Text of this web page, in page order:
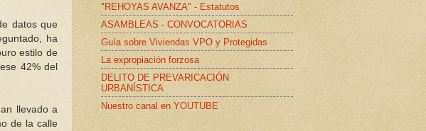
datos que
ha
estilo de
42% del
llevado a
de la calle
"REHOYAS AVANZA" - Estatutos
ASAMBLEAS - CONVOCATORIAS
Guía sobre Viviendas VPO y Protegidas
La expropiación forzosa
DELITO DE PREVARICACIÓN
URBANÍSTICA
Nuestro canal en YOUTUBE